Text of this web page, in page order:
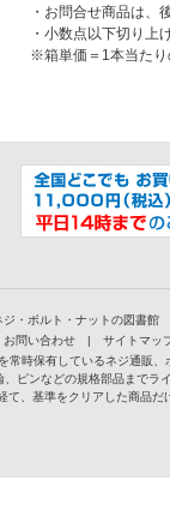
・お問合せ商品は、
・小数点以下切り上
※箱単価＝1本当たり
ジ・ボルト・ナットの図書館
お問い合わせ |
サイトマッ
時保有しているネジ通販
ピンなどの規格部品まで
て、基準をクリアした商品